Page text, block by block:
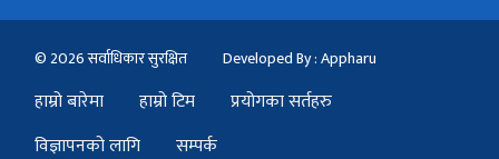
© 2026 सर्वाधिकार सुरक्षित Developed By : Appharu
हाम्रो बारेमा हाम्रो टिम
प्रयोगका सर्तहरु
विज्ञापनको लागि
सम्पर्क